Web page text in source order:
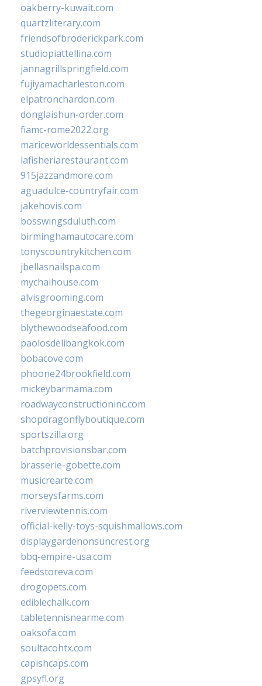
oakberry-kuwait.com
quartzliterary.com
friendsofbroderickpark.com
studiopiattellina.com
jannagrillspringfield.com
fujiyamacharleston.com
elpatronchardon.com
donglaishun-order.com
fiamc-rome2022.org
mariceworldessentials.com
lafisheriarestaurant.com
915jazzandmore.com
aguadulce-countryfair.com
jakehovis.com
bosswingsduluth.com
birminghamautocare.com
tonyscountrykitchen.com
jbellasnailspa.com
mychaihouse.com
alvisgrooming.com
thegeorginaestate.com
blythewoodseafood.com
paolosdelibangkok.com
bobacove.com
phoone24brookfield.com
mickeybarmama.com
roadwayconstructioninc.com
shopdragonflyboutique.com
sportszilla.org
batchprovisionsbar.com
brasserie-gobette.com
musicrearte.com
morseysfarms.com
riverviewtennis.com
official-kelly-toys-squishmallows.com
displaygardenonsuncrest.org
bbq-empire-usa.com
feedstoreva.com
drogopets.com
ediblechalk.com
tabletennisnearme.com
oaksofa.com
soultacohtx.com
capishcaps.com
gpsyfl.org